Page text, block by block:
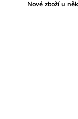
Nové zboží u